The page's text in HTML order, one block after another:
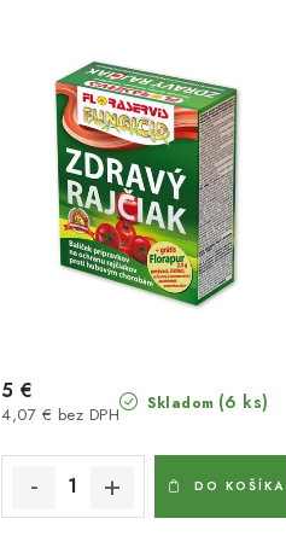
Skladom (6 ks)
4,07 € bez DPH
5 €
DO KOŠÍKA